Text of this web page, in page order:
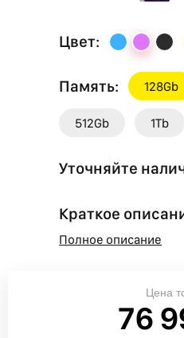
Цвет:
Память: 128Gb
512Gb 1Tb
Уточняйте
Краткое
Полное описание
Цена
76